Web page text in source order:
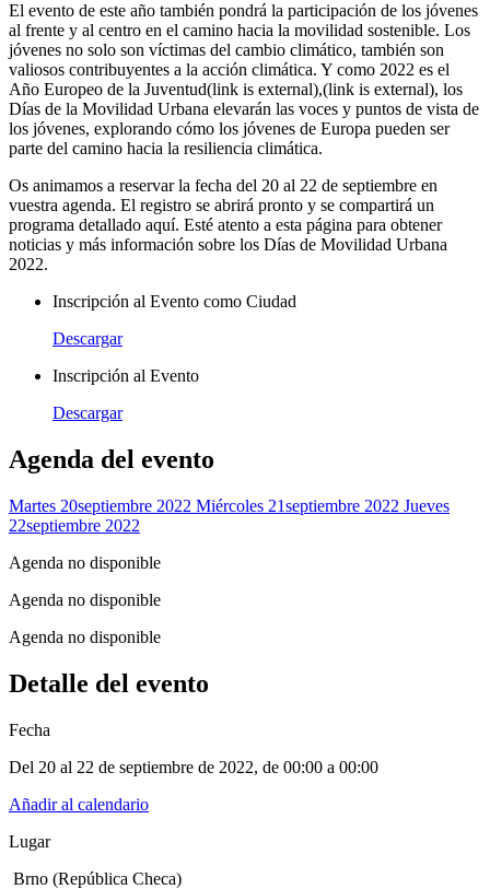
El evento de este año también pondrá la participación de los jóvenes
al frente y al centro en el camino hacia la movilidad sostenible. Los
jóvenes no solo son víctimas del cambio climático, también son
valiosos contribuyentes a la acción climática. Y como 2022 es el
Año Europeo de la Juventud(link is external),(link is external), los
Días de la Movilidad Urbana elevarán las voces y puntos de vista de
los jóvenes, explorando cómo los jóvenes de Europa pueden ser
parte del camino hacia la resiliencia climática.
Os animamos a reservar la fecha del 20 al 22 de septiembre en
vuestra agenda. El registro se abrirá pronto y se compartirá un
programa detallado aquí. Esté atento a esta página para obtener
noticias y más información sobre los Días de Movilidad Urbana
2022.
Inscripción al Evento como Ciudad
Descargar
Inscripción al Evento
Descargar
Agenda del evento
Martes 20Septiembre 2022 Miércoles 21Septiembre 2022 Jueves
22Septiembre 2022
Agenda no disponible
Agenda no disponible
Agenda no disponible
Detalle del evento
Fecha
Del 20 al 22 de septiembre de 2022, de 00:00 a 00:00
Añadir al calendario
Lugar
Brno (República Checa)